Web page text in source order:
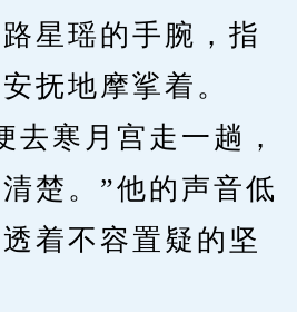
星瑶的手腕，指
抚地摩挲着。
寒月宫走一趟，
楚。”他的声音低
着不容置疑的坚